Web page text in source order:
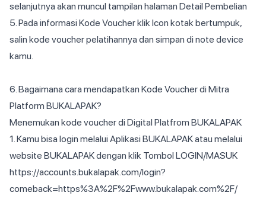
selanjutnya akan muncul tampilan halaman Detail Pembelian
5. Pada informasi Kode Voucher klik Icon kotak bertumpuk,
salin kode voucher pelatihannya dan simpan di note device
kamu.
6. Bagaimana cara mendapatkan Kode Voucher di Mitra
Platform BUKALAPAK?
Menemukan kode voucher di Digital Platfrom BUKALAPAK
1. Kamu bisa login melalui Aplikasi BUKALAPAK atau melalui
website BUKALAPAK dengan klik Tombol LOGIN/MASUK
https://accounts.bukalapak.com/login?
comeback=https%3A%2F%2Fwww.bukalapak.com%2F/